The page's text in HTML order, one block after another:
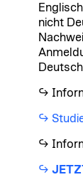
nicht
↪
↪
↪
↪